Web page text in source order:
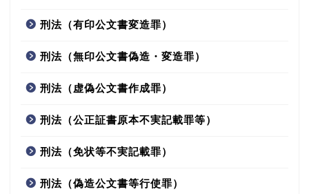
刑法（有印公文書変造罪）
刑法（無印公文書偽造・変造罪）
刑法（虚偽公文書作成罪）
刑法（公正証書原本不実記載罪等）
刑法（免状等不実記載罪）
刑法（偽造公文書等行使罪）